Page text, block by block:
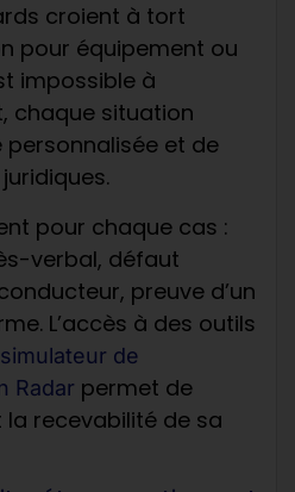
croient à tort
pour équipement ou
impossible à
chaque situation
et de
pour chaque cas :
verbal, défaut
preuve d’un
L’accès à des outils
simulateur de
Radar permet de
recevabilité de sa